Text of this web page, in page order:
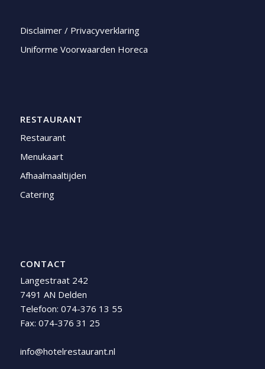
Disclaimer / Privacyverklaring
Uniforme Voorwaarden Horeca
RESTAURANT
Restaurant
Menukaart
Afhaalmaaltijden
Catering
CONTACT
Langestraat 242
7491 AN Delden
Telefoon: 074-376 13 55
Fax: 074-376 31 25
info@hotelrestaurant.nl